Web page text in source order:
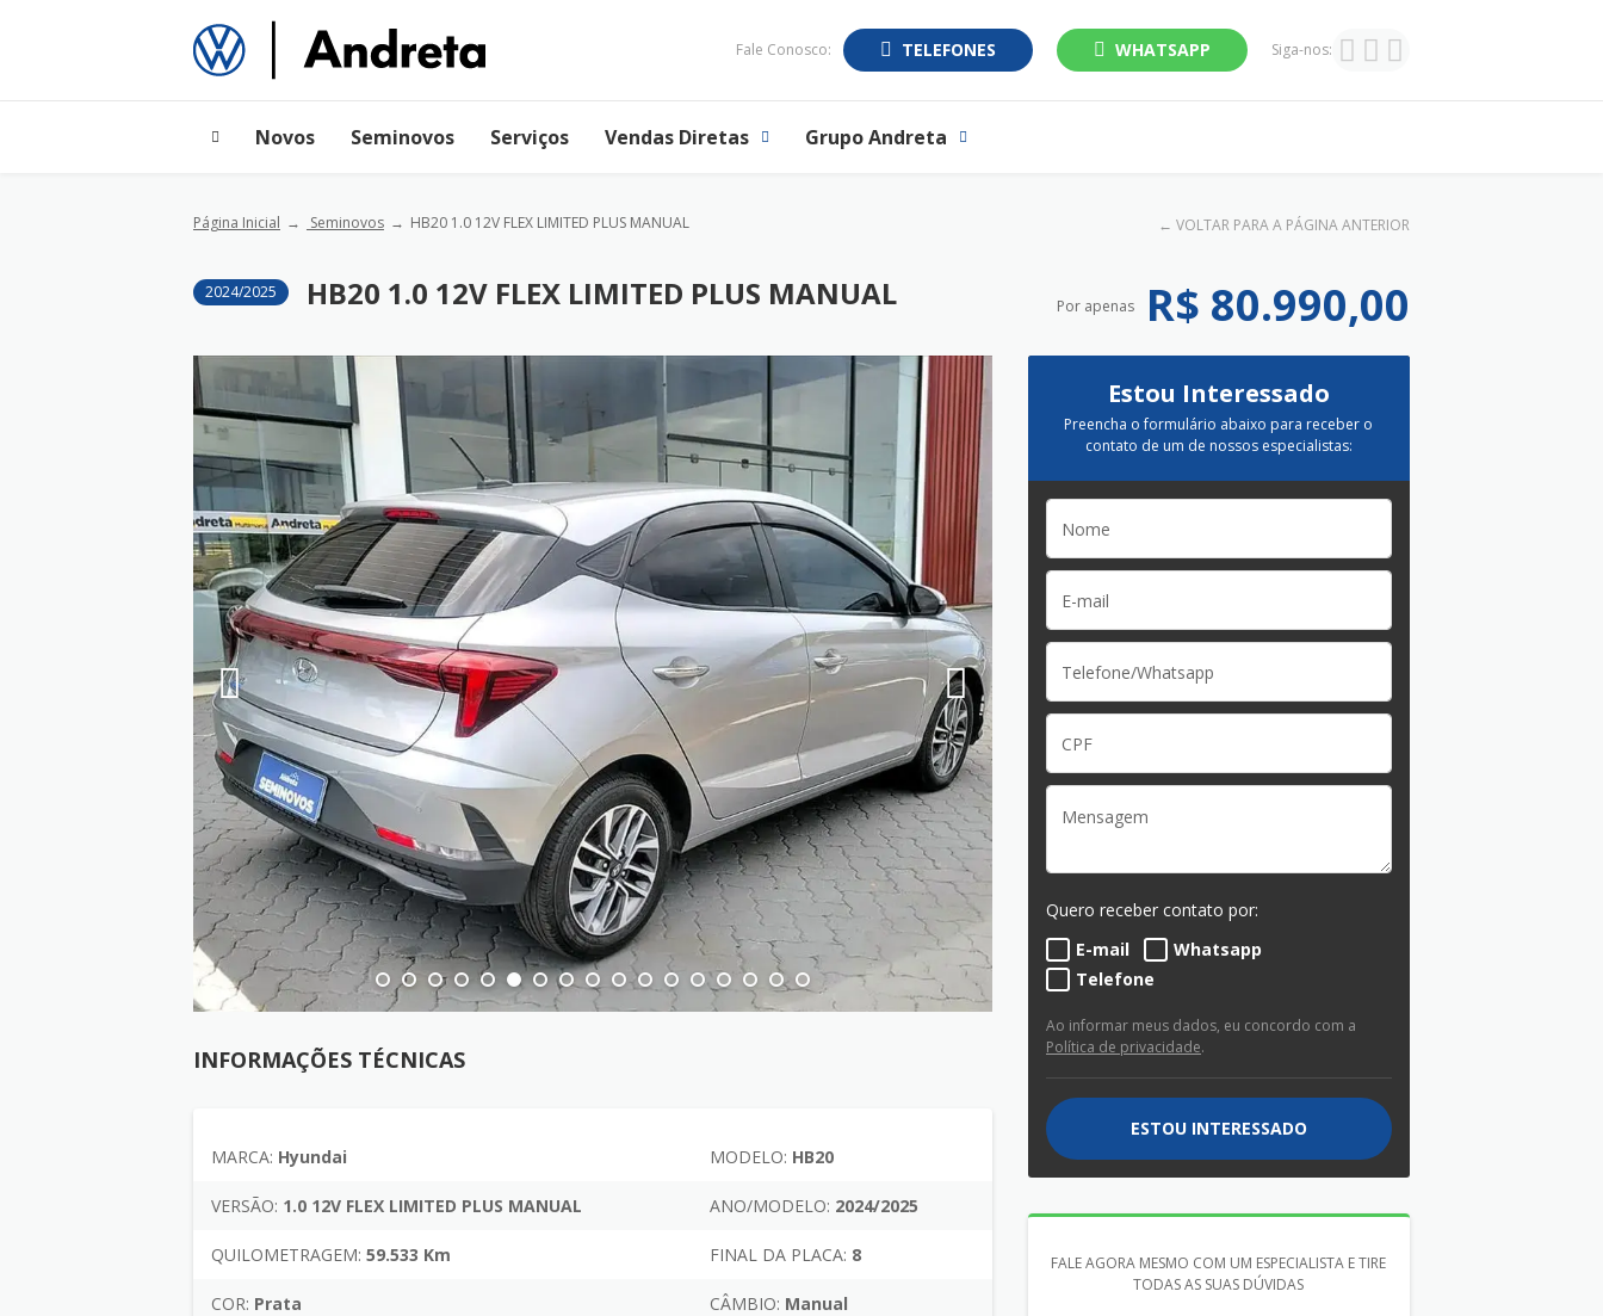
Fale Conosco: TELEFONES WHATSAPP Siga-nos:
Novos Seminovos Serviços Vendas Diretas Grupo Andreta
Página Inicial Seminovos HB20 1.0 12V FLEX LIMITED PLUS MANUAL ← VOLTAR PARA A PÁGINA ANTERIOR
2024/2025 HB20 1.0 12V FLEX LIMITED PLUS MANUAL Por apenas R$ 80.990,00
INFORMAÇÕES TÉCNICAS
MARCA: Hyundai MODELO: HB20
VERSÃO: 1.0 12V FLEX LIMITED PLUS MANUAL ANO/MODELO: 2024/2025
QUILOMETRAGEM: 59.533 Km FINAL DA PLACA: 8
COR: Prata CÂMBIO: Manual
Estou Interessado
Preencha o formulário abaixo para receber o
contato de um de nossos especialistas:
Quero receber contato por:
E-mail
Whatsapp
Telefone
Ao informar meus dados, eu concordo com a
Política de privacidade.
ESTOU INTERESSADO
FALE AGORA MESMO COM UM ESPECIALISTA E TIRE
TODAS AS SUAS DÚVIDAS